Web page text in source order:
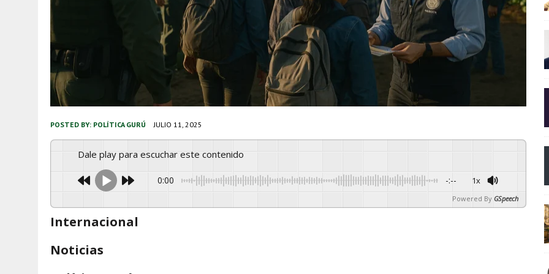
POSTED BY: POLÍTICA GURÚ JULIO 11, 2025
Dale play para escuchar este contenido
0:00 -:-- 1x
Powered By GSpeech
Internacional
Noticias